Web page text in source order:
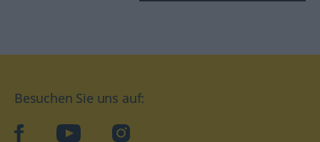
Besuchen Sie uns auf:
facebookYouTube Instagram